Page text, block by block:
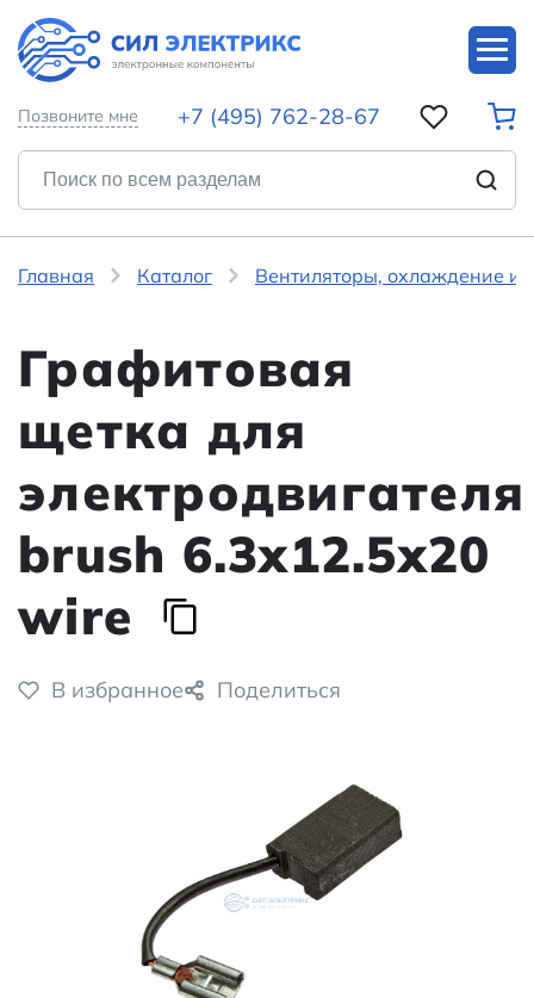
Позвоните мне +7 (495) 762-28-67
Главная Каталог Вентиляторы, охлаждение и
Графитовая
щетка для
электродвигателя
brush 6.3x12.5x20
wire
В избранное Поделиться